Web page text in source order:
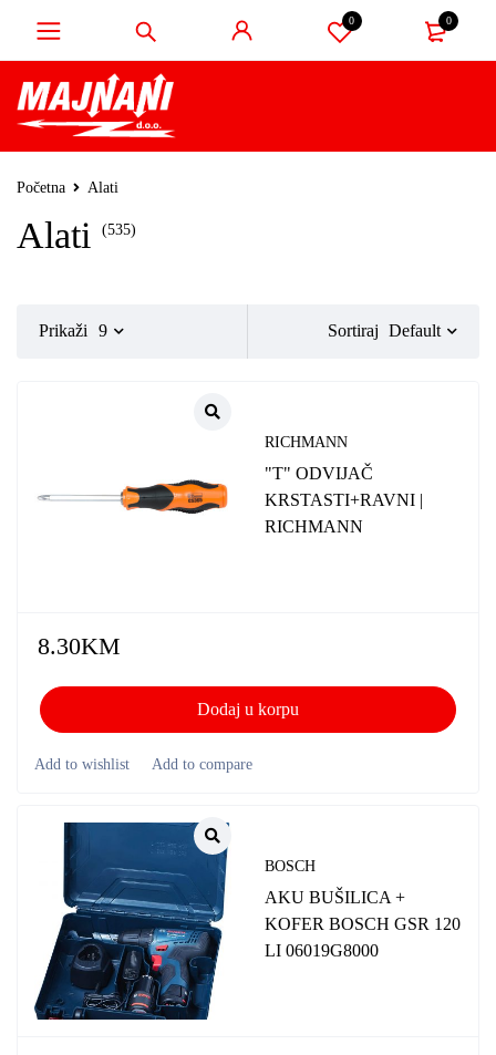
0 0
Početna Alati
Alati (535)
Sortiraj Default
Prikaži 9
RICHMANN
"T" ODVIJAČ
KRSTASTI+RAVNI |
RICHMANN
8.30KM
Dodaj u korpu
BOSCH
AKU BUŠILICA +
KOFER BOSCH GSR 120
LI 06019G8000